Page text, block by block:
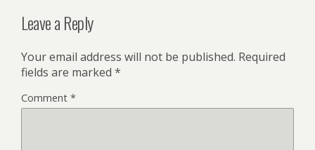
Leave a Reply
Your email address will not be published. Required
fields are marked *
Comment *